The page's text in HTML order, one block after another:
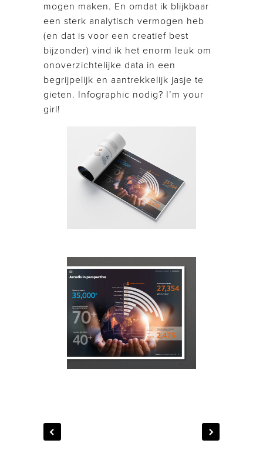
mogen maken. En omdat ik blijkbaar
een sterk analytisch vermogen heb
(en dat is voor een creatief best
bijzonder) vind ik het enorm leuk om
onoverzichtelijke data in een
begrijpelijk en aantrekkelijk jasje te
gieten. Infographic nodig? I’m your
girl!